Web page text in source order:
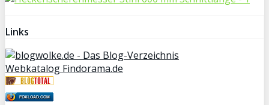
Links
Webkatalog Findorama.de
FOXLOAD.COM